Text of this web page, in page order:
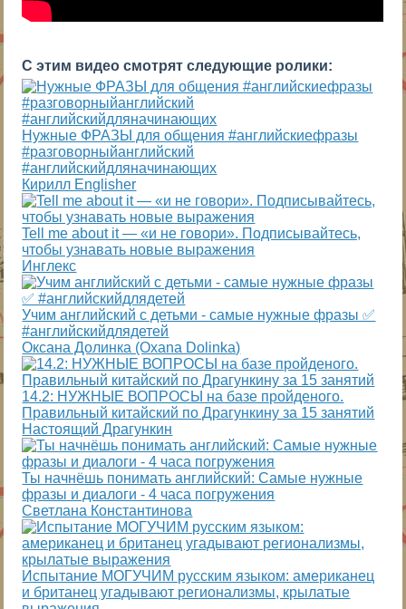
С этим видео смотрят следующие ролики:
Нужные ФРАЗЫ для общения #английскиефразы
#разговорныйанглийский
#английскийдляначинающих
Кирилл Englisher
Tell me about it — «и не говори». Подписывайтесь,
чтобы узнавать новые выражения
Инглекс
Учим английский с детьми - самые нужные фразы ✅
#английскийдлядетей
Оксана Долинка (Oxana Dolinka)
14.2: НУЖНЫЕ ВОПРОСЫ на базе пройденого.
Правильный китайский по Драгункину за 15 занятий
Настоящий Драгункин
Ты начнёшь понимать английский: Самые нужные
фразы и диалоги - 4 часа погружения
Светлана Константинова
Испытание МОГУЧИМ русским языком: американец
и британец угадывают регионализмы, крылатые